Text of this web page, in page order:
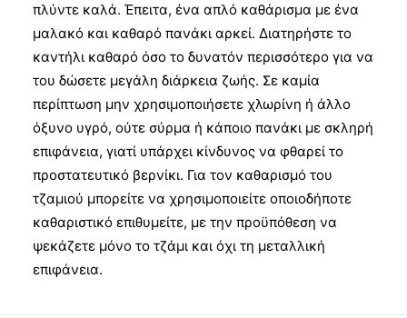
πλύντε καλά. Έπειτα, ένα απλό καθάρισμα με ένα
μαλακό και καθαρό πανάκι αρκεί. Διατηρήστε το
καντήλι καθαρό όσο το δυνατόν περισσότερο για να
του δώσετε μεγάλη διάρκεια ζωής. Σε καμία
περίπτωση μην χρησιμοποιήσετε χλωρίνη ή άλλο
όξυνο υγρό, ούτε σύρμα ή κάποιο πανάκι με σκληρή
επιφάνεια, γιατί υπάρχει κίνδυνος να φθαρεί το
προστατευτικό βερνίκι. Για τον καθαρισμό του
τζαμιού μπορείτε να χρησιμοποιείτε οποιοδήποτε
καθαριστικό επιθυμείτε, με την προϋπόθεση να
ψεκάζετε μόνο το τζάμι και όχι τη μεταλλική
επιφάνεια.